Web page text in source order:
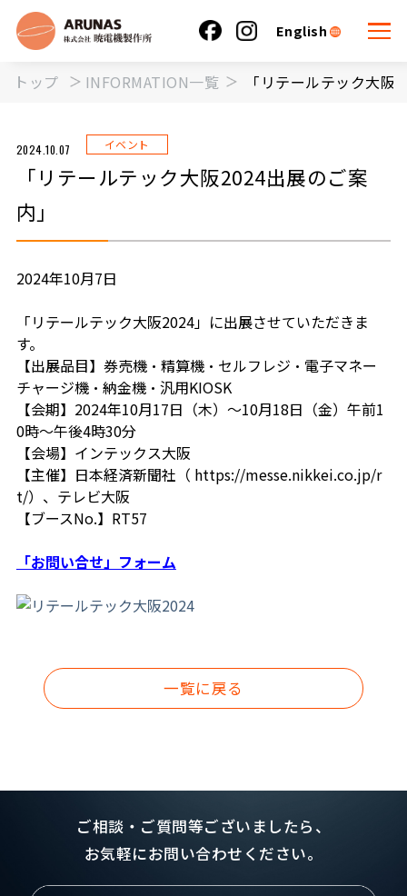
English
トップ INFORMATION一覧 「リテールテック大
2024.10.07 イベント
「リテールテック大阪2024出展のご案
内」
2024年10月7日
「リテールテック大阪2024」に出展させていただきま
す。
【出展品目】券売機・精算機・セルフレジ・電子マネー
チャージ機・納金機・汎用KIOSK
【会期】2024年10月17日（木）～10月18日（金）午前1
0時～午後4時30分
【会場】インテックス大阪
【主催】日本経済新聞社（ https://messe.nikkei.co.jp/r
t/）、テレビ大阪
【ブースNo.】RT57
「お問い合せ」フォーム
一覧に戻る
ご相談・ご質問等ございましたら、
お気軽にお問い合わせください。